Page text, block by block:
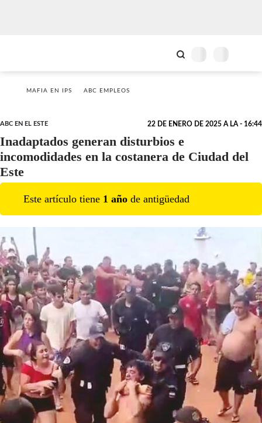
MAFIA EN IPS ABC EMPLEOS
ABC EN EL ESTE 22 DE ENERO DE 2025 A LA - 16:44
Inadaptados generan disturbios e
incomodidades en la costanera de Ciudad del
Este
Este artículo tiene 1 año de antigüedad